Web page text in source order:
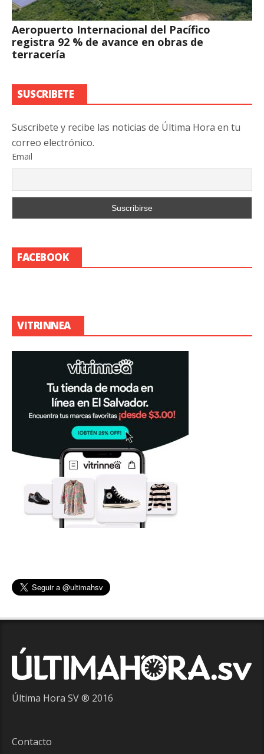
Aeropuerto Internacional del Pacífico
registra 92 % de avance en obras de
terracería
SUSCRIBETE
Suscribete y recibe las noticias de Última Hora en tu
correo electrónico.
Email
FACEBOOK
VITRINNEA
Última Hora SV ® 2016
Contacto